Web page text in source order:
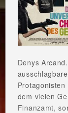
Denys
dem vielen
Finanzamt,